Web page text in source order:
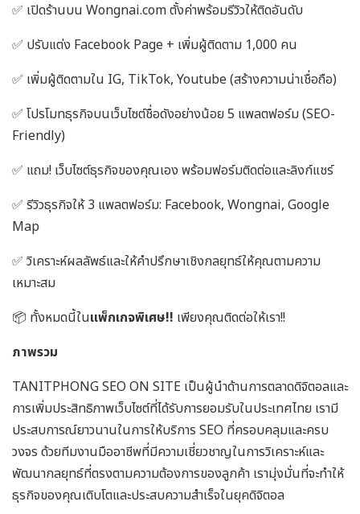
✅ เปิดร้านบน Wongnai.com ตั้งค่าพร้อมรีวิวให้ติดอันดับ
✅ ปรับแต่ง Facebook Page + เพิ่มผู้ติดตาม 1,000 คน
✅ เพิ่มผู้ติดตามใน IG, TikTok, Youtube (สร้างความน่าเชื่อถือ)
✅ โปรโมทธุรกิจบนเว็บไซต์ชื่อดังอย่างน้อย 5 แพลตฟอร์ม (SEO-
Friendly)
✅ แถม! เว็บไซต์ธุรกิจของคุณเอง พร้อมฟอร์มติดต่อและลิงก์แชร์
✅ รีวิวธุรกิจให้ 3 แพลตฟอร์ม: Facebook, Wongnai, Google
Map
✅ วิเคราะห์ผลลัพธ์และให้คำปรึกษาเชิงกลยุทธ์ให้คุณตามความ
เหมาะสม
📦 ทั้งหมดนี้ในแพ็กเกจพิเศษ!! เพียงคุณติดต่อให้เรา!!
ภาพรวม
TANITPHONG SEO ON SITE เป็นผู้นำด้านการตลาดดิจิตอลและ
การเพิ่มประสิทธิภาพเว็บไซต์ที่ได้รับการยอมรับในประเทศไทย เรามี
ประสบการณ์ยาวนานในการให้บริการ SEO ที่ครอบคลุมและครบ
วงจร ด้วยทีมงานมืออาชีพที่มีความเชี่ยวชาญในการวิเคราะห์และ
พัฒนากลยุทธ์ที่ตรงตามความต้องการของลูกค้า เรามุ่งมั่นที่จะทำให้
ธุรกิจของคุณเติบโตและประสบความสำเร็จในยุคดิจิตอล